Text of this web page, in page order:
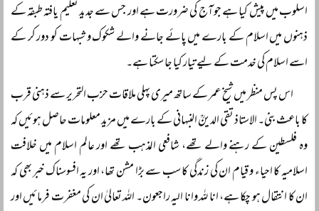
اسلوب میں پیش کیا ہے جو آج کی ضرورت ہے اور جس سے جدید تعلیم یافتہ طبقہ کے
ذہنوں میں اسلام کے بارے میں پائے جانے والے شکوک و شبہات کو دور کر کے
اسے اسلام کی خدمت کے لیے تیار کیا جا سکتا ہے۔
اس پس منظر میں شیخ عمر کے ساتھ میری پہلی ملاقات حزب التحریر سے ذہنی قرب
کا باعث بنی۔ الاستاذ تقی الدینؒ النبہانی کے بارے میں مزید معلومات حاصل ہوئیں کہ
وہ فلسطین کے رہنے والے تھے، شافعی المذہب تھے اور عالم اسلام میں خلافت
اسلامیہ کا احیاء و قیام ان کی زندگی کا سب سے بڑا مشن تھا، اور یہ افسوسناک خبر بھی کہ
ان کا انتقال ہو چکا ہے، انا للہ وانا الیہ راجعون۔ اللہ تعالیٰ ان کی مغفرت فرمائیں اور